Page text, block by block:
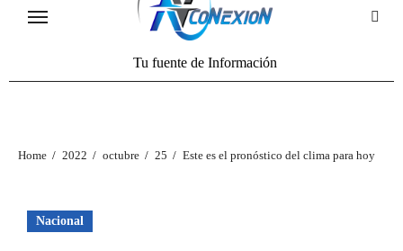
Tu fuente de Información
Home 2022 octubre 25 Este es el pronóstico del clima para hoy
Nacional